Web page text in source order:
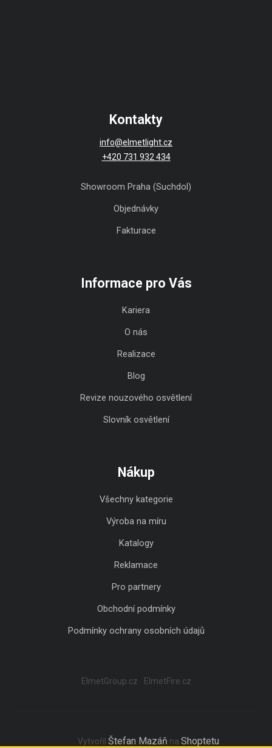
Kontakty
info@elmetlight.cz
+420 731 932 434
Showroom Praha (Suchdol)
Objednávky
Fakturace
Informace pro Vás
Kariera
O nás
Realizace
Blog
Revize nouzového osvětlení
Slovník osvětlení
Nákup
Všechny kategorie
Výroba na míru
Katalogy
Reklamace
Pro partnery
Obchodní podmínky
Podmínky ochrany osobních údajů
ElmetGroup.cz ElmetFire.cz
Vytvořil Štefan Mazáň na Shoptetu